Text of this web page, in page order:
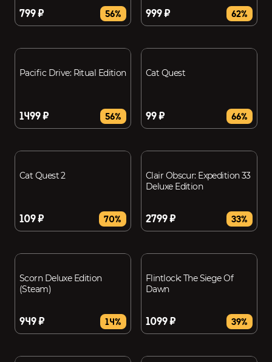
799 ₽ 56% 999 ₽ 62%
Pacific Drive: Ritual Edition
1499 ₽ 56%
Cat Quest
99 ₽ 66%
Cat Quest 2
109 ₽ 70%
Clair Obscur: Expedition 33
Deluxe Edition
2799 ₽ 33%
Scorn Deluxe Edition
(Steam)
949 ₽ 14%
Flintlock: The Siege Of
Dawn
1099 ₽ 39%